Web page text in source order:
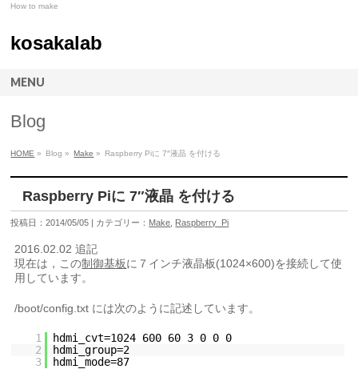
How to make
kosakalab
MENU
Blog
HOME » Blog » Make » Raspberry Piに 7″液晶 を付ける
Raspberry Piに 7″液晶 を付ける
投稿日：2014/05/05 | カテゴリー： Make Raspberry_Pi
2016.02.02 追記
現在は，この制御基板に７インチ液晶板(1024×600)を接続して使
用しています。
/boot/config.txt には次のように記述しています。
1
hdmi_cvt=1024 600 60 3 0 0 0
2
hdmi_group=2
3
hdmi_mode=87